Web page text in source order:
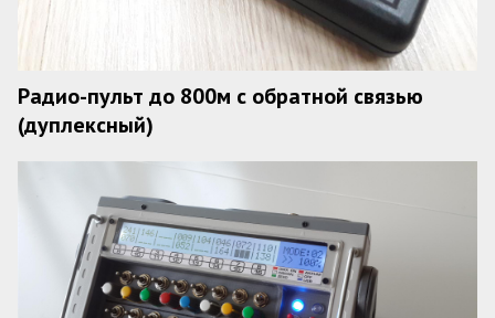
Радио-пульт до 800м с обратной связью
(дуплексный)